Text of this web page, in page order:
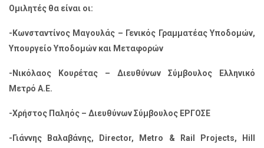
Ομιλητές θα είναι οι:
-Κωνσταντίνος Μαγουλάς – Γενικός Γραμματέας Υποδομών,
Υπουργείο Υποδομών και Μεταφορών
-Νικόλαος Κουρέτας – Διευθύνων Σύμβουλος Ελληνικό
Μετρό Α.Ε.
-Χρήστος Παληός – Διευθύνων Σύμβουλος ΕΡΓΟΣΕ
-Γιάννης Βαλαβάνης, Director, Metro & Rail Projects, Hill